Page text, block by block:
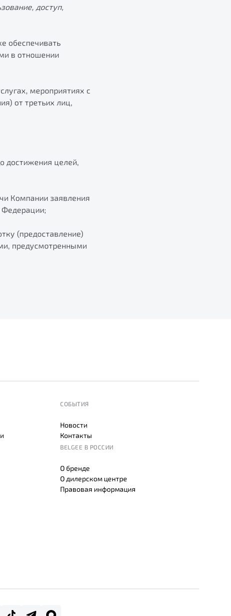
доступ,
обеспечивать
в отношении
мероприятиях с
от третьих лиц,
достижения целей,
Компании заявления
Федерации;
(предоставление)
предусмотренными
СОБЫТИЯ
Новости
Контакты
BELGEE В РОССИИ
О бренде
О дилерском центре
Правовая информация